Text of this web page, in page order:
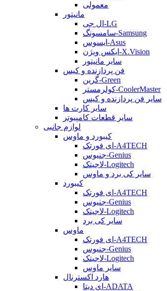
معمولی
مانیتور
ال جی-LG
سامسونگ-Samsung
ایسوس-Asus
ایکس ویژن-X.Vision
سایر مانیتور
فن پردازنده و کیس
گرین-Green
کولرمستر-CoolerMaster
سایر فن پردازنده و کیس
سایر کارت ها
سایر قطعات کامپیوتر
لوازم جانبی
کیبورد و ماوس
ای فورتک-A4TECH
جنیوس-Genius
لاجیتک-Logitech
سایر کی برد و ماوس
کیبورد
ای فورتک-A4TECH
جنیوس-Genius
لاجیتک-Logitech
سایر کی برد
ماوس
ای فورتک-A4TECH
جنیوس-Genius
لاجیتک-Logitech
سایر ماوس
هارد اکسترنال
ای دیتا-ADATA